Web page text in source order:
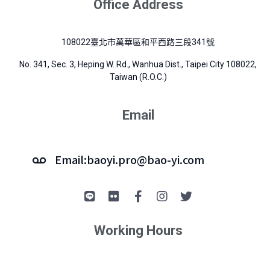
Office Address
108022臺北市萬華區和平西路三段341號
No. 341, Sec. 3, Heping W. Rd., Wanhua Dist., Taipei City 108022,
Taiwan (R.O.C.)
Email
Email:baoyi.pro@bao-yi.com
Working Hours